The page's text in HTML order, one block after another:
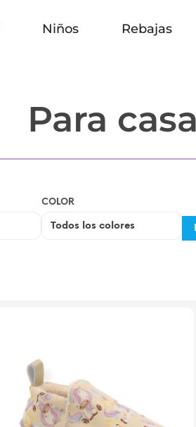
Niños Rebajas
Para
COLOR